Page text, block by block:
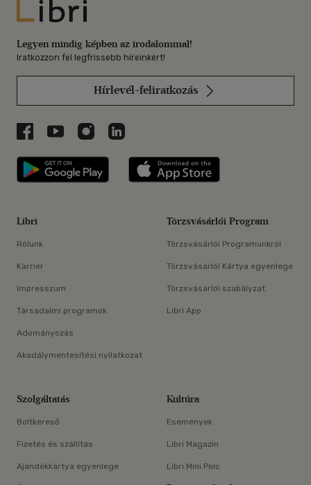
Libri
Legyen mindig képben az irodalommal!
Iratkozzon fel legfrissebb híreinkért!
Hírlevél-feliratkozás
Libri a Facebookon
Libri a Youtube-on
Libri az Instagramon
Libri a LinkedInen
Libri applikáció Szerezd meg: Google
Libri
Rólunk
Karrier
Impresszum
Társadalmi programok
Adományozás
Akadálymentesítési nyilatkozat
Törzsvásárlói Program
Törzsvásárlói Programunkról
Törzsvásárlói Kártya egyenlege
Törzsvásárlói szabályzat
Libri App
Szolgáltatás
Boltkereső
Fizetés és szállítás
Ajándékkártya egyenlege
Kultúra
Események
Libri Magazin
Libri Mini Polc